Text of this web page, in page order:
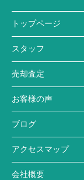
トップページ
スタッフ
売却査定
お客様の声
ブログ
アクセスマップ
会社概要